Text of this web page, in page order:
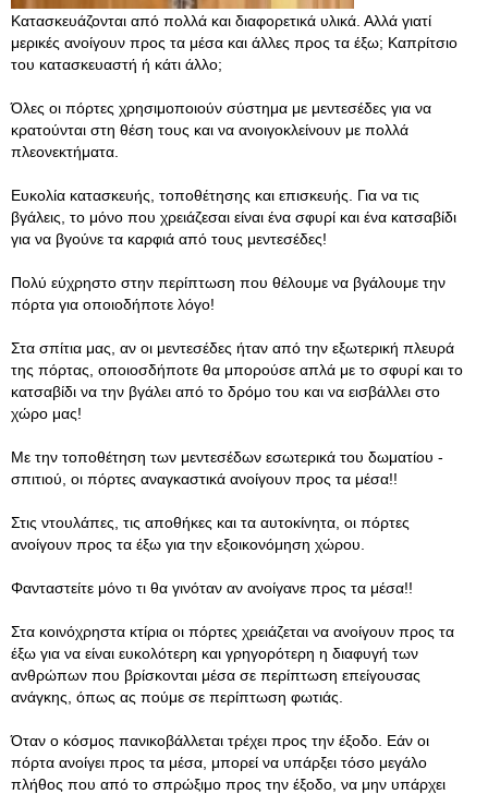
Κατασκευάζονται από πολλά και διαφορετικά υλικά. Αλλά γιατί
μερικές ανοίγουν προς τα μέσα και άλλες προς τα έξω; Καπρίτσιο
του κατασκευαστή ή κάτι άλλο;
Όλες οι πόρτες χρησιμοποιούν σύστημα με μεντεσέδες για να
κρατούνται στη θέση τους και να ανοιγοκλείνουν με πολλά
πλεονεκτήματα.
Ευκολία κατασκευής, τοποθέτησης και επισκευής. Για να τις
βγάλεις, το μόνο που χρειάζεσαι είναι ένα σφυρί και ένα κατσαβίδι
για να βγούνε τα καρφιά από τους μεντεσέδες!
Πολύ εύχρηστο στην περίπτωση που θέλουμε να βγάλουμε την
πόρτα για οποιοδήποτε λόγο!
Στα σπίτια μας, αν οι μεντεσέδες ήταν από την εξωτερική πλευρά
της πόρτας, οποιοσδήποτε θα μπορούσε απλά με το σφυρί και το
κατσαβίδι να την βγάλει από το δρόμο του και να εισβάλλει στο
χώρο μας!
Με την τοποθέτηση των μεντεσέδων εσωτερικά του δωματίου -
σπιτιού, οι πόρτες αναγκαστικά ανοίγουν προς τα μέσα!!
Στις ντουλάπες, τις αποθήκες και τα αυτοκίνητα, οι πόρτες
ανοίγουν προς τα έξω για την εξοικονόμηση χώρου.
Φανταστείτε μόνο τι θα γινόταν αν ανοίγανε προς τα μέσα!!
Στα κοινόχρηστα κτίρια οι πόρτες χρειάζεται να ανοίγουν προς τα
έξω για να είναι ευκολότερη και γρηγορότερη η διαφυγή των
ανθρώπων που βρίσκονται μέσα σε περίπτωση επείγουσας
ανάγκης, όπως ας πούμε σε περίπτωση φωτιάς.
Όταν ο κόσμος πανικοβάλλεται τρέχει προς την έξοδο. Εάν οι
πόρτα ανοίγει προς τα μέσα, μπορεί να υπάρξει τόσο μεγάλο
πλήθος που από το σπρώξιμο προς την έξοδο, να μην υπάρχει